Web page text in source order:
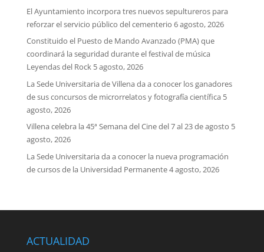
El Ayuntamiento incorpora tres nuevos sepultureros para
reforzar el servicio público del cementerio 6 agosto, 2026
Constituido el Puesto de Mando Avanzado (PMA) que
coordinará la seguridad durante el festival de música
Leyendas del Rock 5 agosto, 2026
La Sede Universitaria de Villena da a conocer los ganadores
de sus concursos de microrrelatos y fotografía científica 5
agosto, 2026
Villena celebra la 45ª Semana del Cine del 7 al 23 de agosto 5
agosto, 2026
La Sede Universitaria da a conocer la nueva programación
de cursos de la Universidad Permanente4 agosto, 2026
ACTUALIDAD